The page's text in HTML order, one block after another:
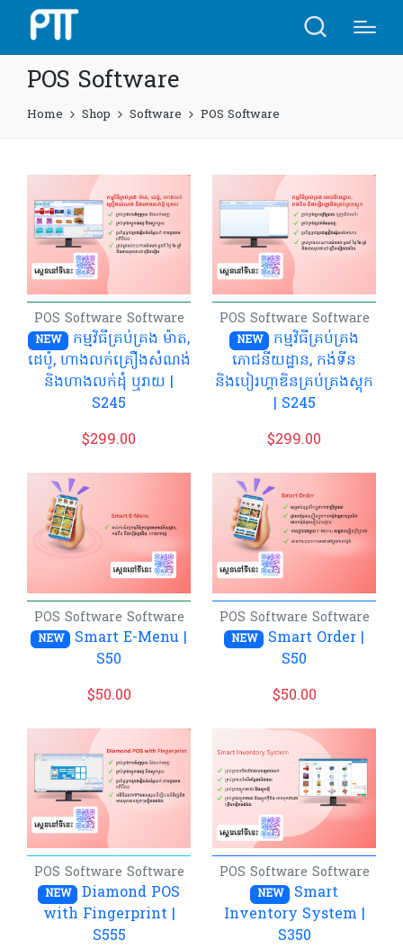
POS Software
Home Shop Software POS Software
POS Software Software
NEW
កម្មវិធីគ្រប់គ្រង ម៉ាត,
ដេប៉ូ, ហាងលក់គ្រឿងសំណង់
និងហាងលក់ដុំ ឬរាយ |
S245
$299.00
POS Software Software
NEW
កម្មវិធីគ្រប់គ្រង
ភោជនីយដ្ឋាន, កង់ទីន
និងបៀរហ្គាឌិនគ្រប់គ្រងស្តុក
| S245
$299.00
POS Software Software
NEW
Smart E-Menu |
S50
$50.00
POS Software Software
NEW
Smart Order |
S50
$50.00
POS Software Software
NEW
Diamond POS
with Fingerprint​ |
S555
POS Software Software
NEW
Smart
Inventory System |
S350